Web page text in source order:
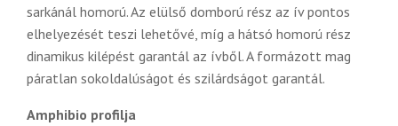
sarkánál homorú. Az elülső domború rész az ív pontos
elhelyezését teszi lehetővé, míg a hátsó homorú rész
dinamikus kilépést garantál az ívből. A formázott mag
páratlan sokoldalúságot és szilárdságot garantál.
Amphibio profilja